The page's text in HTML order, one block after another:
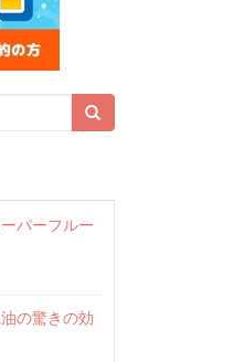
パーフルー
の驚きの効